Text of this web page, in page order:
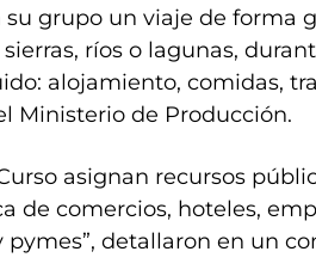
grupo un viaje de forma
ríos o lagunas,
alojamiento, comidas,
Ministerio de Producción.
asignan recursos
de comercios, hoteles,
pymes”, detallaron en un